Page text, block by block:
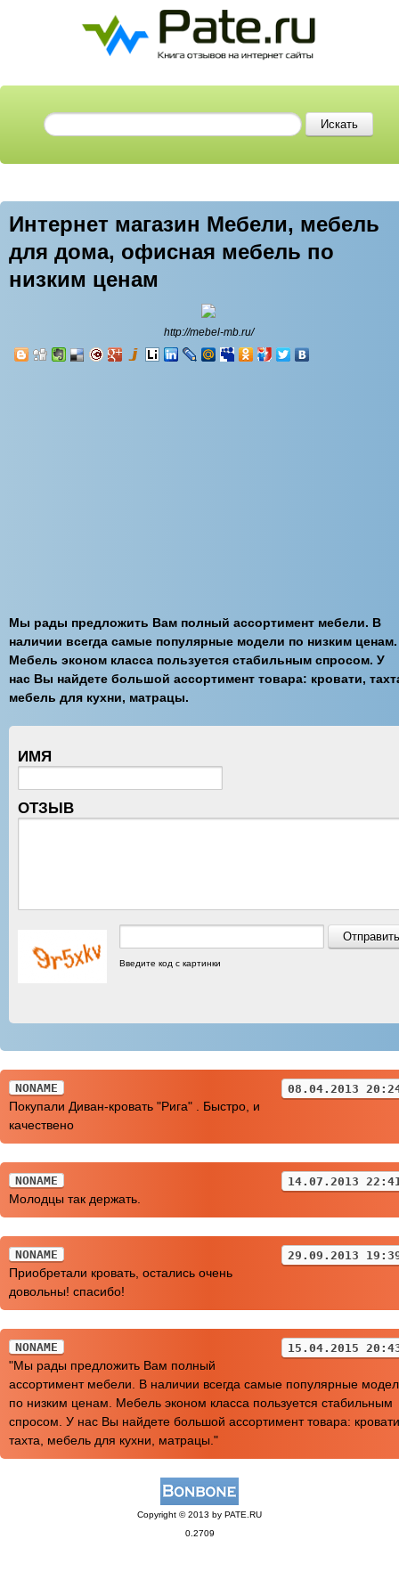
Интернет магазин Мебели, мебель
для дома, офисная мебель по
низким ценам
http://mebel-mb.ru/
Мы рады предложить Вам полный ассортимент мебели. В
наличии всегда самые популярные модели по низким ценам.
Мебель эконом класса пользуется стабильным спросом. У
нас Вы найдете большой ассортимент товара: кровати,
мебель для кухни, матрацы.
ИМЯ
ОТЗЫВ
Введите код с картинки
NONAME 08.04.2013
Покупали Диван-кровать "Рига" . Быстро, и
качествено
NONAME 14.07.2013
Молодцы так держать.
NONAME 29.09.2013
Приобретали кровать, остались очень
довольны! спасибо!
NONAME 15.04.2015
"Мы рады предложить Вам полный
ассортимент мебели. В наличии всегда самые популярные
по низким ценам. Мебель эконом класса пользуется стабильным
спросом. У нас Вы найдете большой ассортимент товара:
тахта, мебель для кухни, матрацы."
Copyright © 2013 by PATE.RU
0.2709